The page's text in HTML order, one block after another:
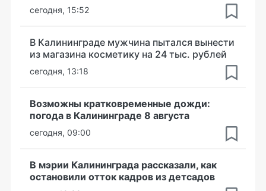
сегодня, 15:52
В Калининграде мужчина пытался вынести
из магазина косметику на 24 тыс. рублей
сегодня, 13:18
Возможны кратковременные дожди:
погода в Калининграде 8 августа
сегодня, 09:00
В мэрии Калининграда рассказали, как
остановили отток кадров из детсадов